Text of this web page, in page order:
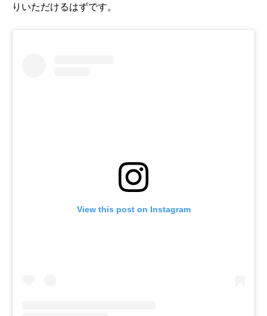
りいただけるはずです。
View this post on Instagram